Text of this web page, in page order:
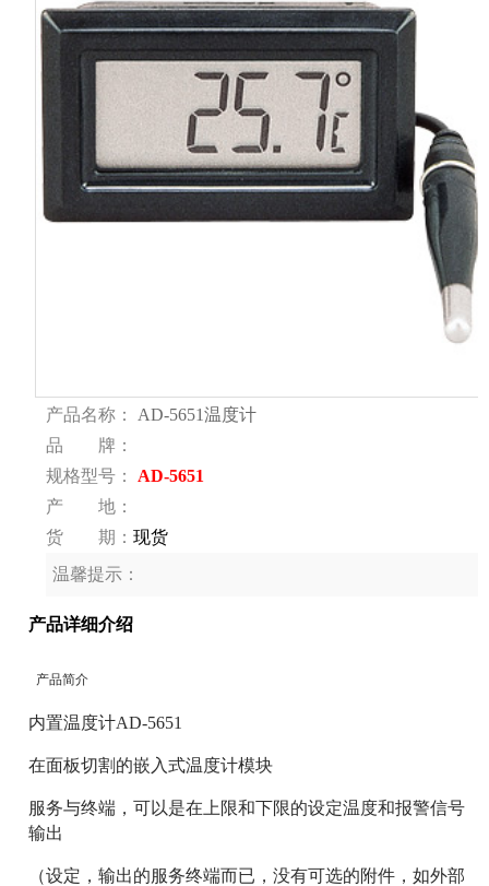
产品名称：
AD-5651温度计
品 牌：
规格型号：
AD-5651
产 地：
货 期： 现货
温馨提示：
产品详细介绍
产品简介
内置温度计AD-5651
在面板切割的嵌入式温度计模块
服务与终端，可以是在上限和下限的设定温度和报警信号
输出
（设定，输出的服务终端而已，没有可选的附件，如外部